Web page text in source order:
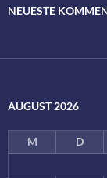
NEUESTE
AUGUST 2026
M D